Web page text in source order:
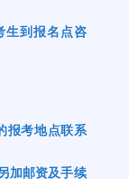
生到报名点咨
报考地点联系
加邮资及手续